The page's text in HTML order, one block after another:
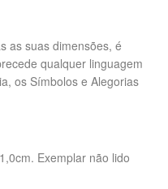
as suas dimensões, é
qualquer linguagem
os Símbolos e Alegorias
Exemplar não lido